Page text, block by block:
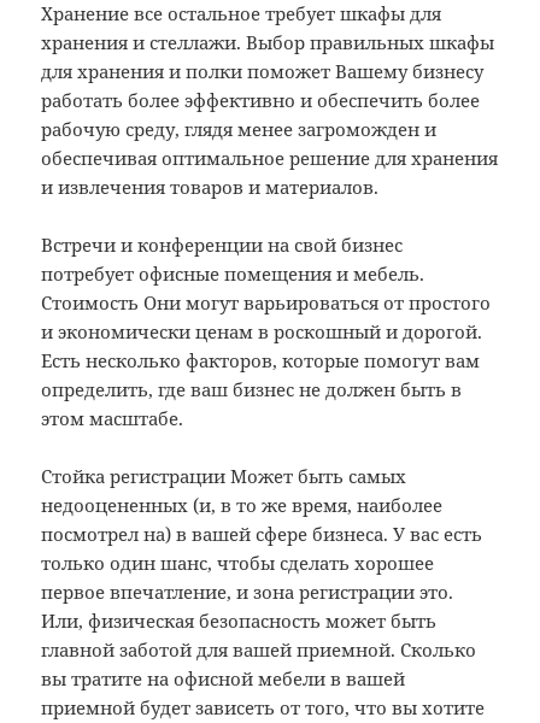
Хранение все остальное требует шкафы для
хранения и стеллажи. Выбор правильных шкафы
для хранения и полки поможет Вашему бизнесу
работать более эффективно и обеспечить более
рабочую среду, глядя менее загроможден и
обеспечивая оптимальное решение для хранения
и извлечения товаров и материалов.
Встречи и конференции на свой бизнес
потребует офисные помещения и мебель.
Стоимость Они могут варьироваться от простого
и экономически ценам в роскошный и дорогой.
Есть несколько факторов, которые помогут вам
определить, где ваш бизнес не должен быть в
этом масштабе.
Стойка регистрации Может быть самых
недооцененных (и, в то же время, наиболее
посмотрел на) в вашей сфере бизнеса. У вас есть
только один шанс, чтобы сделать хорошее
первое впечатление, и зона регистрации это.
Или, физическая безопасность может быть
главной заботой для вашей приемной. Сколько
вы тратите на офисной мебели в вашей
приемной будет зависеть от того, что вы хотите